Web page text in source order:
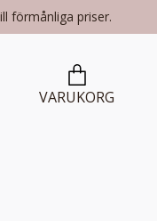
förmånliga priser.
VARUKORG